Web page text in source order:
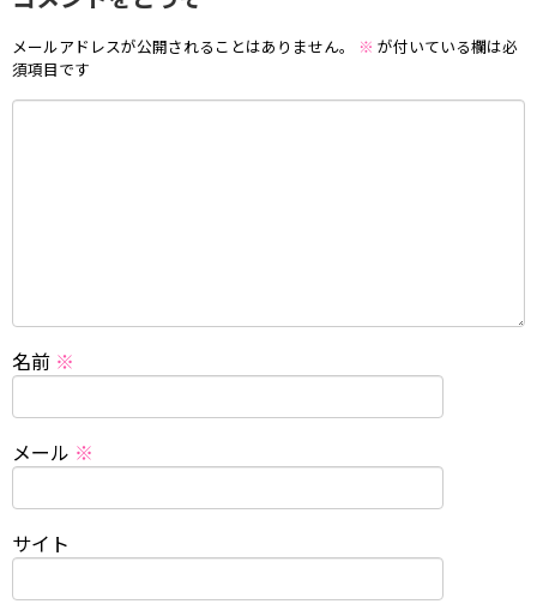
メールアドレスが公開されることはありません。 ※ が付いている欄は必
須項目です
名前 ※
メール ※
サイト